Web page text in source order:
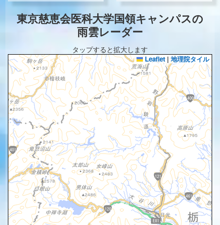
東京慈恵会医科大学国領キャンパスの
雨雲レーダー
タップすると拡大します
Leaflet | 地理院タイル